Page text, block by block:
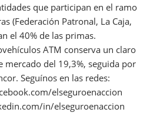
que participan en el ramo
(Federación Patronal, La Caja,
el 40% de las primas.
ATM conserva un claro
mercado del 19,3%, seguida por
Seguínos en las redes:
elseguroenaccion
in/elseguroenaccion